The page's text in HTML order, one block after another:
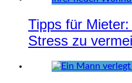
Tipps für
Stress zu